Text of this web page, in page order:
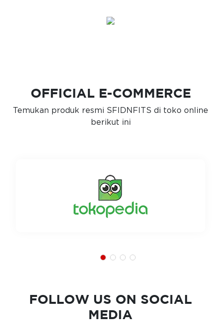
OFFICIAL E-COMMERCE
Temukan produk resmi SFIDNFITS di toko online
berikut ini
FOLLOW US ON SOCIAL
MEDIA